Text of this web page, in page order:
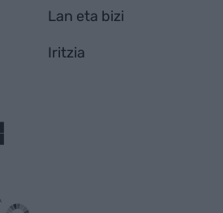
Lan eta bizi
Iritzia